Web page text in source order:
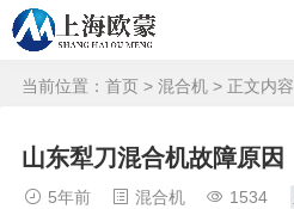
当前位置： 首页 > 混合机 > 正文内容
山东犁刀混合机故障原因
5年前 混合机 1534